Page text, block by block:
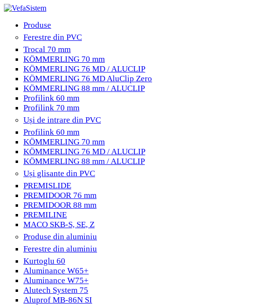
Produse
Ferestre din PVC
Trocal 70 mm
KÖMMERLING 70 mm
KÖMMERLING 76 MD / ALUCLIP
KÖMMERLING 76 MD AluClip Zero
KÖMMERLING 88 mm / ALUCLIP
Profilink 60 mm
Profilink 70 mm
Uși de intrare din PVC
Profilink 60 mm
KÖMMERLING 70 mm
KÖMMERLING 76 MD / ALUCLIP
KÖMMERLING 88 mm / ALUCLIP
Uși glisante din PVC
PREMISLIDE
PREMIDOOR 76 mm
PREMIDOOR 88 mm
PREMILINE
MACO SKB-S, SE, Z
Produse din aluminiu
Ferestre din aluminiu
Kurtoglu 60
Aluminance W65+
Aluminance W75+
Alutech System 75
Aluprof MB-86N SI